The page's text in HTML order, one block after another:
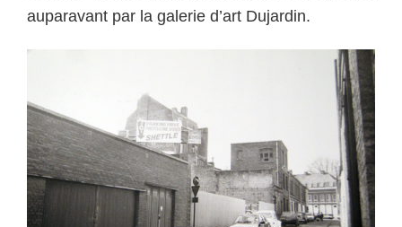
auparavant par la galerie d’art Dujardin.